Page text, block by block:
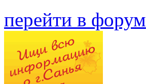
перейти в форум